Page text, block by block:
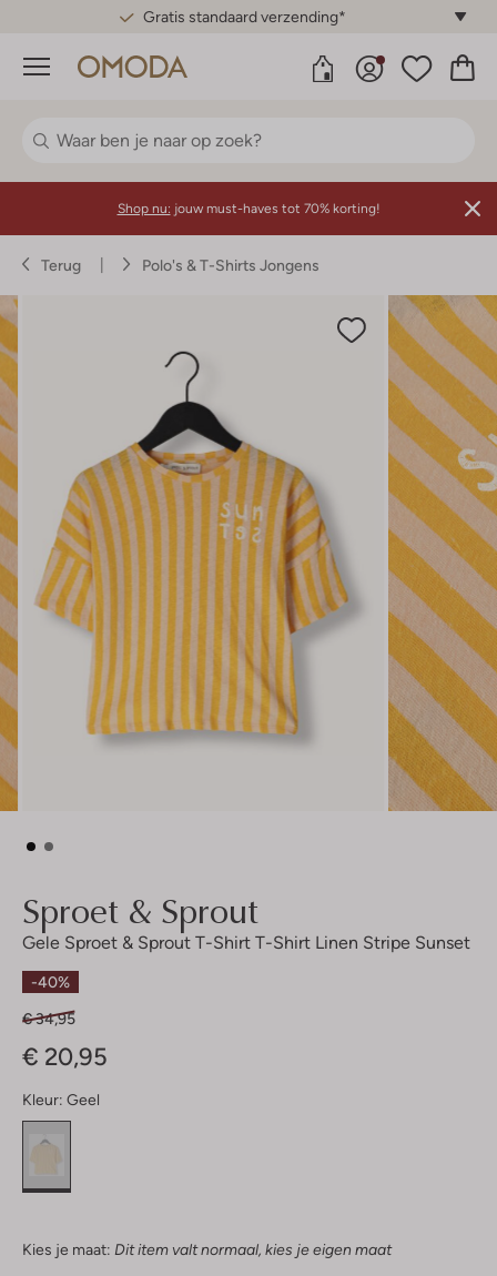
Gratis standaard verzending*
Menu
Shop nu: jouw must-haves tot 70% korting!
Terug Polo's & T-Shirts Jongens
Sproet & Sprout
Gele Sproet & Sprout T-Shirt T-Shirt Linen Stripe Sunset
-40%
€ 34,95
€ 20,95
Kleur: Geel
Kies je maat: Dit item valt normaal, kies je eigen maat